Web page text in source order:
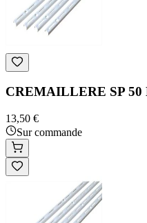
CREMAILLERE SP 50
13,50 €
Sur commande